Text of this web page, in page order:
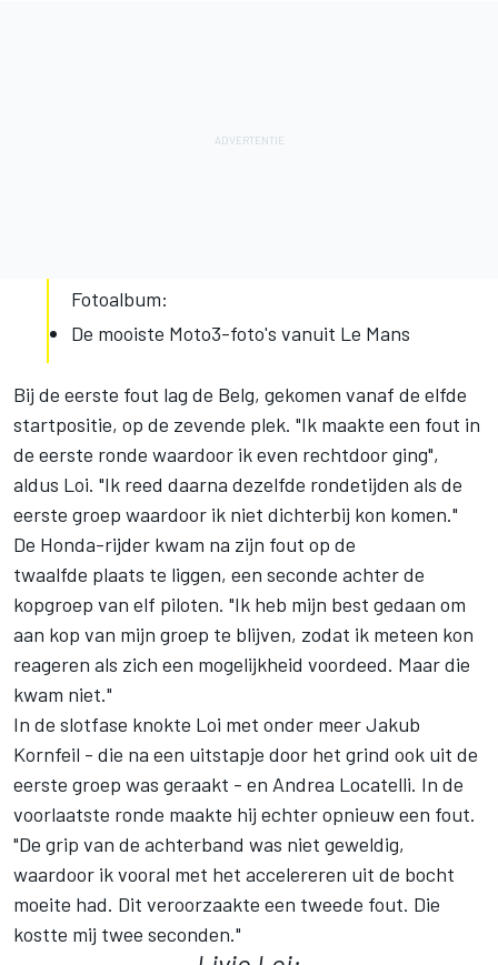
Fotoalbum:
De mooiste Moto3-foto's vanuit Le Mans
Bij de eerste fout lag de Belg, gekomen vanaf de elfde
startpositie, op de zevende plek. "Ik maakte een fout in
de eerste ronde waardoor ik even rechtdoor ging",
aldus Loi. "Ik reed daarna dezelfde rondetijden als de
eerste groep waardoor ik niet dichterbij kon komen."
De Honda-rijder kwam na zijn fout op de
twaalfde plaats te liggen, een seconde achter de
kopgroep van elf piloten. "Ik heb mijn best gedaan om
aan kop van mijn groep te blijven, zodat ik meteen kon
reageren als zich een mogelijkheid voordeed. Maar die
kwam niet."
In de slotfase knokte Loi met onder meer Jakub
Kornfeil - die na een uitstapje door het grind ook uit de
eerste groep was geraakt - en Andrea Locatelli. In de
voorlaatste ronde maakte hij echter opnieuw een fout.
"De grip van de achterband was niet geweldig,
waardoor ik vooral met het accelereren uit de bocht
moeite had. Dit veroorzaakte een tweede fout. Die
kostte mij twee seconden."